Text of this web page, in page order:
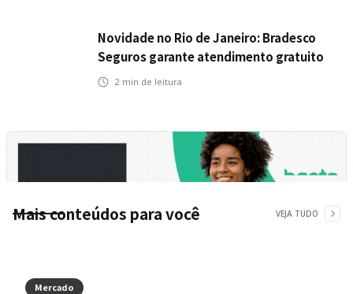
Novidade no Rio de Janeiro: Bradesco
Seguros garante atendimento gratuito
na Ponte Rio-Niterói
2 min de leitura
Mais conteúdos para você VEJA TUDO
Mercado